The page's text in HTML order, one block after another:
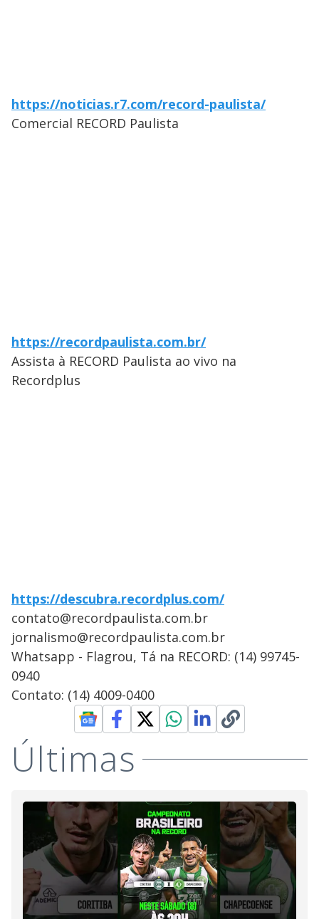
https://noticias.r7.com/record-paulista/
Comercial RECORD Paulista
https://recordpaulista.com.br/
Assista à RECORD Paulista ao vivo na
Recordplus
https://descubra.recordplus.com/
contato@recordpaulista.com.br
jornalismo@recordpaulista.com.br
Whatsapp - Flagrou, Tá na RECORD: (14) 99745-
0940
Contato: (14) 4009-0400
Últimas